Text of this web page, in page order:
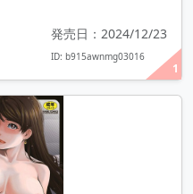
1
発売日：2024/12/23
ID: b915awnmg03016